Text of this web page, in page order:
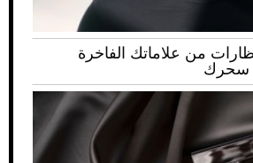
لا تُقاوم: 5 نظارات من علاماتك الفاخرة
سحرك